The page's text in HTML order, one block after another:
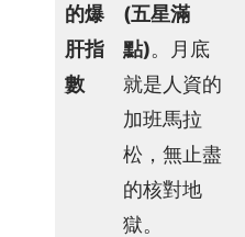
的爆
肝指
數
(五星滿
點)。月底
就是人資的
加班馬拉
松，無止盡
的核對地
獄。